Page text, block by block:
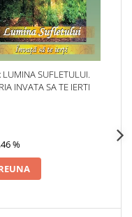
LUMINA SUFLETULUI.
INVATA SA TE IERTI
%